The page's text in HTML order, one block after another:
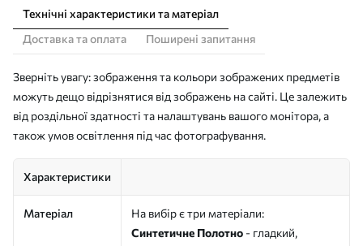
Технічні характеристики та матеріал
Доставка та оплата
Поширені запитання
Зверніть увагу: зображення та кольори зображених предметів
можуть дещо відрізнятися від зображень на сайті. Це залежить
від роздільної здатності та налаштувань вашого монітора, а
також умов освітлення під час фотографування.
Характеристики
Матеріал
На вибір є три матеріали:
Синтетичне Полотно - гладкий,